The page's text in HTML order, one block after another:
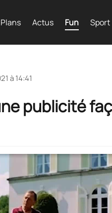
Actus Fun Sport
à 14:41
publicité